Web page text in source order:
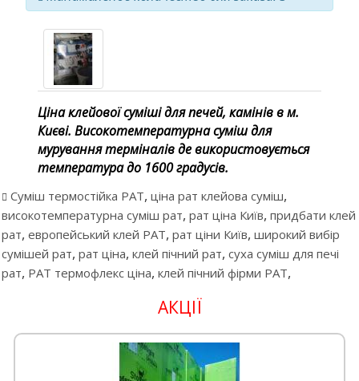
Ціна клейової суміші для печей, камінів в м.
Києві. Високотемпературна суміш для
мурування терміналів де використовується
температура до 1600 градусів.
Суміш термостійка РАТ, ціна рат клейова суміш,
високотемпературна суміш рат, рат ціна Київ, придбати клей
рат, европейський клей РАТ, рат ціни Київ, широкий вибір
сумішей рат, рат ціна, клей пічний рат, суха суміш для печі
рат, РАТ термофлекс ціна, клей пічний фірми РАТ,
АКЦІЇ